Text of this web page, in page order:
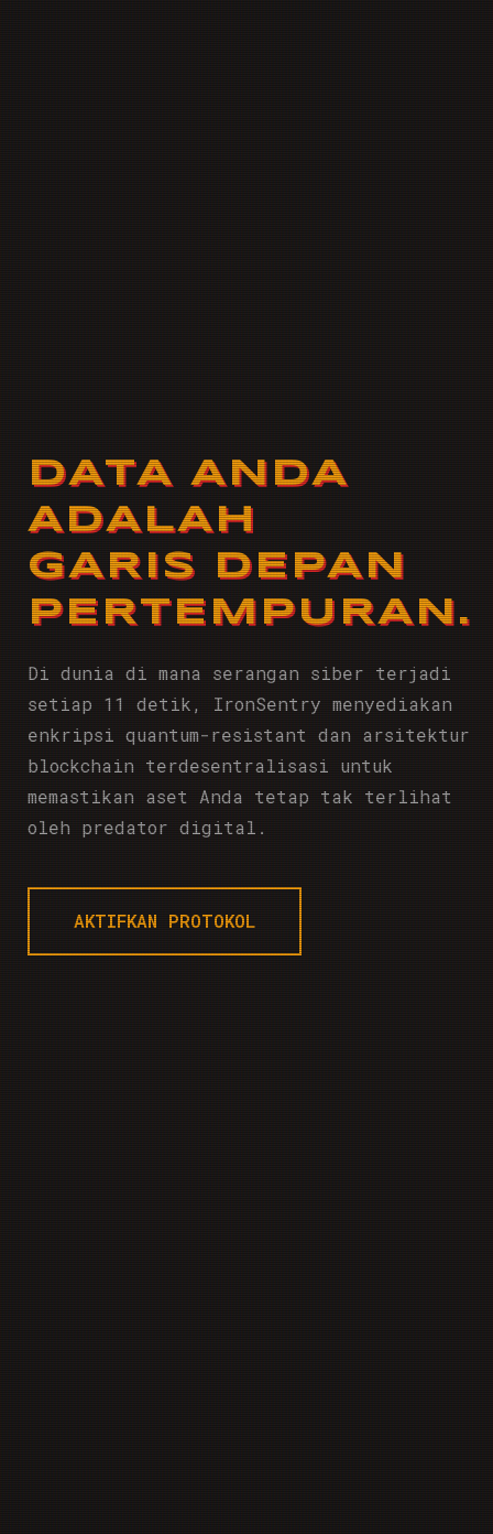
DATA ANDA
ADALAH
GARIS DEPAN
PERTEMPURAN.
Di dunia di mana serangan siber terjadi
setiap 11 detik, IronSentry menyediakan
enkripsi quantum-resistant dan arsitektur
blockchain terdesentralisasi untuk
memastikan aset Anda tetap tak terlihat
oleh predator digital.
AKTIFKAN PROTOKOL